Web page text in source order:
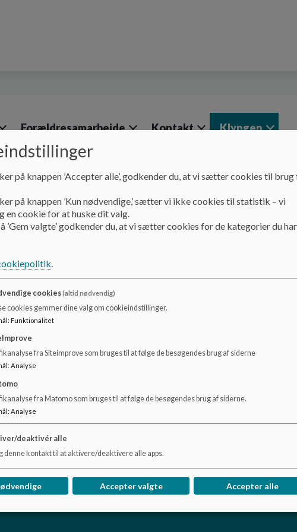
Forældresamarbejde Kontakt Klyngen
Klyngen Forældrebestyrelse
Forældrebestyrelsen består af forældrerepræsentanter fra alle
personalerepræsentanter og klyngelederen.
Forældrerepræsentanten bliver valgt blandt medlemmerne i
I Klyngen holder forældrebestyrelsen møde 6 gange om året.
Forældrebestyrelsen fastsætter principper for klyngens arbejde
hjemmet.
på knappen ’Accepter alle’, godkender du, at vi sætter cookies til
på knappen ’Kun nødvendige,’ sætter vi ikke cookies til statistik – vi
en cookie for at huske dit valg.
’Gem valgte’ godkender du, at vi sætter cookies for de kategorier du har
.
cookies(altid nødvendig)
cookies gemmer dine valg om cookieindstillinger.
: Funktionalitet
fra Siteimprove som bruges til at følge de besøgendes brug af siderne
: Analyse
fra Matomo som bruges til at følge de besøgendes brug af siderne.
: Analyse
deaktivér alle
denne kontakt til at aktivere/deaktivere alle apps.
Accepter valgte Accepter alle